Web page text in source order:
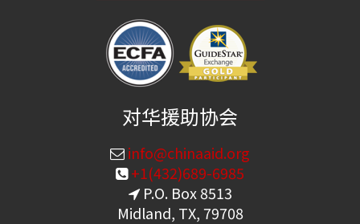
对华援助协会
info@chinaaid.org
+1(432)689-6985
P.O. Box 8513
Midland, TX, 79708